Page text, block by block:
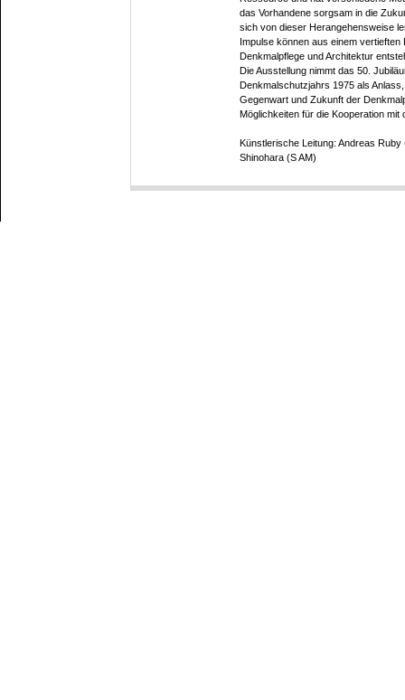
das Vorhandene sorgsam in die
sich von dieser Herangehensweise
Impulse können aus einem vertieften
Denkmalpflege und Architektur
Die Ausstellung nimmt das 50.
Denkmalschutzjahrs 1975 als
Gegenwart und Zukunft der
Möglichkeiten für die Kooperation
Künstlerische Leitung: Andreas
Shinohara (S AM)